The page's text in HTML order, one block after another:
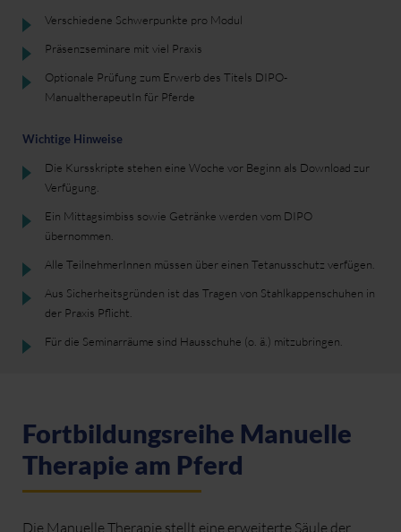
Verschiedene Schwerpunkte pro Modul
Präsenzseminare mit viel Praxis
Optionale Prüfung zum Erwerb des Titels DIPO-
ManualtherapeutIn für Pferde
Wichtige Hinweise
Die Kursskripte stehen eine Woche vor Beginn als Download zur
Verfügung.
Ein Mittagsimbiss sowie Getränke werden vom DIPO
übernommen.
Alle TeilnehmerInnen müssen über einen Tetanusschutz verfügen.
Aus Sicherheitsgründen ist das Tragen von Stahlkappenschuhen in
der Praxis Pflicht.
Für die Seminarräume sind Hausschuhe (o. ä.) mitzubringen.
Fortbildungsreihe Manuelle
Therapie am Pferd
Die Manuelle Therapie stellt eine erweiterte Säule der